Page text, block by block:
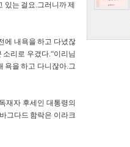
있는 걸요.그러니까 제
에 내욕을 하고 다녔잖
소리로 우겼다.“이리님
욕을 하고 다니잖아.그
재자 후세인 대통령의
그다드 함락은 이라크